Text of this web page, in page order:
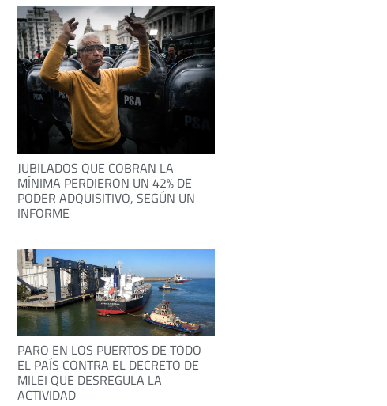
JUBILADOS QUE COBRAN LA
MÍNIMA PERDIERON UN 42% DE
PODER ADQUISITIVO, SEGÚN UN
INFORME
PARO EN LOS PUERTOS DE TODO
EL PAÍS CONTRA EL DECRETO DE
MILEI QUE DESREGULA LA
ACTIVIDAD